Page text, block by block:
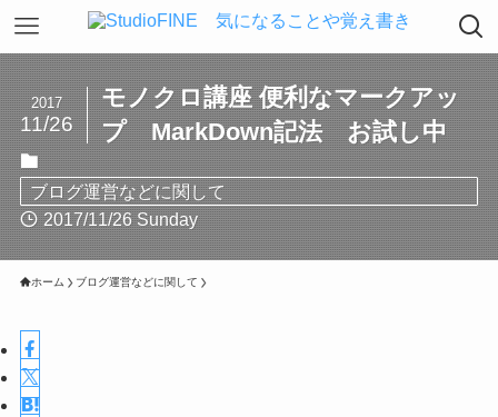
モノクロ講座 便利なマークアッ
プ MarkDown記法 お試し中
2017
11/26
ブログ運営などに関して
2017/11/26 Sunday
ホーム ブログ運営などに関して